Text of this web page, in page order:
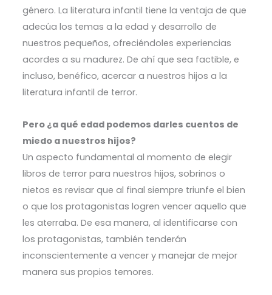
género. La literatura infantil tiene la ventaja de que
adecúa los temas a la edad y desarrollo de
nuestros pequeños, ofreciéndoles experiencias
acordes a su madurez. De ahí que sea factible, e
incluso, benéfico, acercar a nuestros hijos a la
literatura infantil de terror.
Pero ¿a qué edad podemos darles cuentos de
miedo a nuestros hijos?
Un aspecto fundamental al momento de elegir
libros de terror para nuestros hijos, sobrinos o
nietos es revisar que al final siempre triunfe el bien
o que los protagonistas logren vencer aquello que
les aterraba. De esa manera, al identificarse con
los protagonistas, también tenderán
inconscientemente a vencer y manejar de mejor
manera sus propios temores.